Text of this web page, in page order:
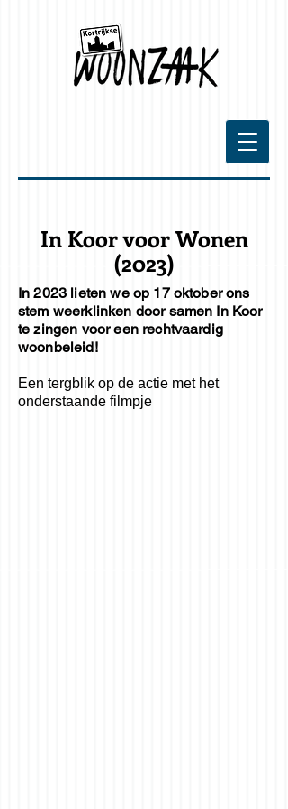
In Koor voor Wonen
(2023)
In 2023 lieten we op 17 oktober ons
stem weerklinken door samen In Koor
te zingen voor een rechtvaardig
woonbeleid!
Een tergblik op de actie met het
onderstaande filmpje